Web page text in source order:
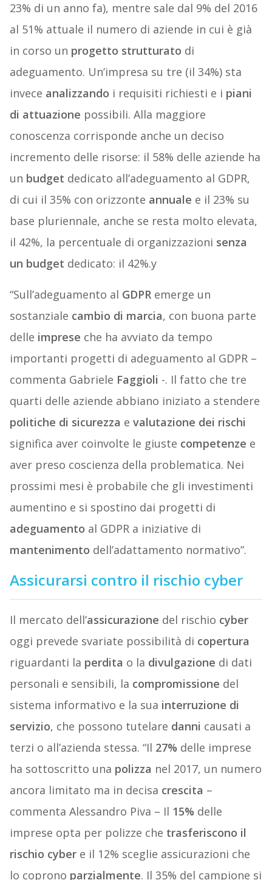
23% di un anno fa), mentre sale dal 9% del 2016
al 51% attuale il numero di aziende in cui è già
in corso un progetto strutturato di
adeguamento. Un’impresa su tre (il 34%) sta
invece analizzando i requisiti richiesti e i piani
di attuazione possibili. Alla maggiore
conoscenza corrisponde anche un deciso
incremento delle risorse: il 58% delle aziende ha
un budget dedicato all’adeguamento al GDPR,
di cui il 35% con orizzonte annuale e il 23% su
base pluriennale, anche se resta molto elevata,
il 42%, la percentuale di organizzazioni senza
un budget dedicato: il 42%.y
“Sull’adeguamento al GDPRemerge un
sostanziale cambio di marcia, con buona parte
delle imprese che ha avviato da tempo
importanti progetti di adeguamento al GDPR –
commenta Gabriele Faggioli -. Il fatto che tre
quarti delle aziende abbiano iniziato a stendere
politiche di sicurezza e valutazione dei rischi
significa aver coinvolte le giuste competenze e
aver preso coscienza della problematica. Nei
prossimi mesi è probabile che gli investimenti
aumentino e si spostino dai progetti di
adeguamento al GDPR a iniziative di
mantenimento dell’adattamento normativo”.
Assicurarsi contro il rischio cyber
Il mercato dell’assicurazione del rischio cyber
oggi prevede svariate possibilità di copertura
riguardanti la perdita o la divulgazione di dati
personali e sensibili, la compromissione del
sistema informativo e la sua interruzione di
servizio, che possono tutelare danni causati a
terzi o all’azienda stessa. “Il 27% delle imprese
ha sottoscritto una polizza nel 2017, un numero
ancora limitato ma in decisa crescita –
commenta Alessandro Piva – Il 15% delle
imprese opta per polizze che trasferiscono il
rischio cybere il 12% sceglie assicurazioni che
lo coprono parzialmente. Il 35% del campione si